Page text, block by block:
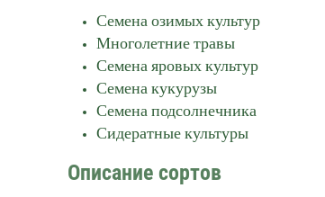
Семена озимых культур
Многолетние травы
Семена яровых культур
Семена кукурузы
Семена подсолнечника
Сидератные культуры
Описание сортов